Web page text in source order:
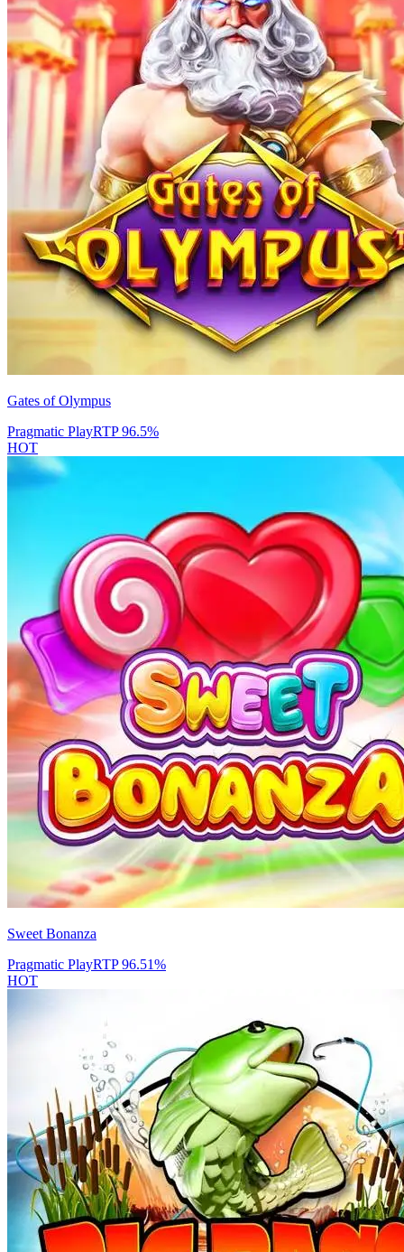
Gates of Olympus
Pragmatic PlayRTP96.5%
HOT
Sweet Bonanza
Pragmatic PlayRTP96.51%
HOT